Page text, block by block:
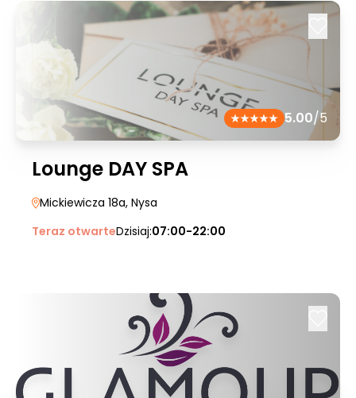
5.00/5
Lounge DAY SPA
Mickiewicza 18a, Nysa
Teraz otwarteDzisiaj:07:00-22:00